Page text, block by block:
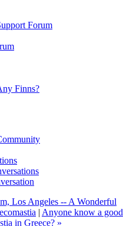
Forum
Finns?
Los Angeles -- A Wonderful
| Anyone know a good
in Greece? »